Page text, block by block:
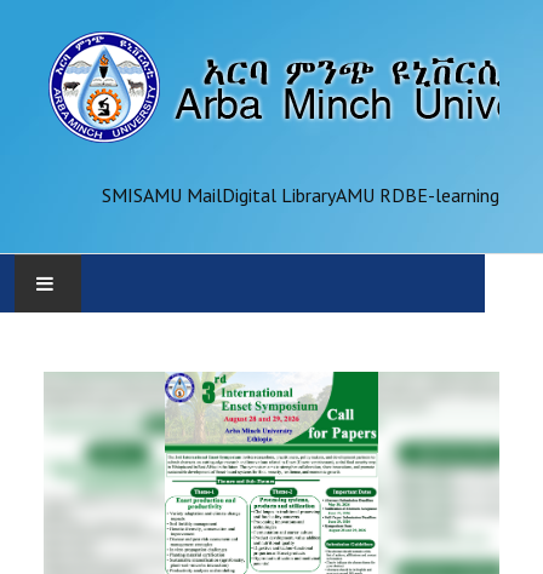
SMISAMU MailDigital LibraryAMU RDBE-learning
ADMINISTRATION
OFFICES